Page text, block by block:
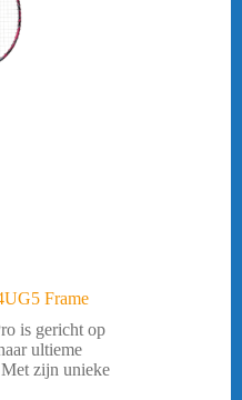
Frame
is gericht op
ultieme
zijn unieke